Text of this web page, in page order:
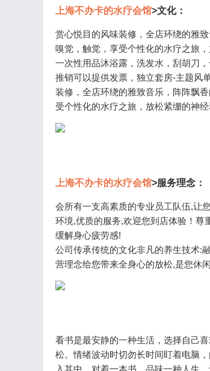
上海不办卡的水疗会馆>文化：
赏心悦目的风味装修，全店环绕的雅
嗅觉，触觉，享受个性化的水疗之旅
一次性用品沐浴露，洗发水，刮胡刀
推销可以提供发票，独立套房-主题风
装修，全店环绕的雅致音乐，阵阵飘
受个性化的水疗之旅，放松紧绷的神
上海不办卡的水疗会馆>服务理念：
会所有一支高素质的专业员工队伍,让
环境,优质的服务,欢迎您到店体验！尊
缓解身心疲劳感!
公司传承传统的文化非凡的养生技术:
营理念给您带来全身心的放松,是您休
看书是最安静的一种生活，选择自己
松。情绪波动时切勿长时间盯着电脑
入其中，对着一本书，品味一种人生